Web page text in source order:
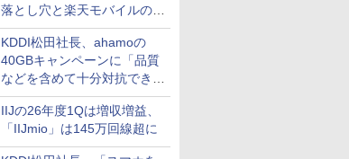
落とし穴と楽天モバイルの課
題
KDDI松田社長、ahamoの
40GBキャンペーンに「品質
などを含めて十分対抗でき
る」
IIJの26年度1Qは増収増益、
「IIJmio」は145万回線超に